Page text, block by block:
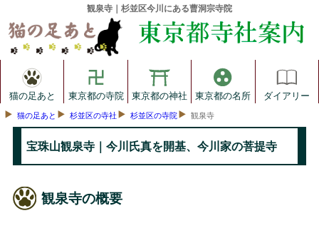
観泉寺｜杉並区今川にある曹洞宗寺院
猫の足あと 東京都の寺院 東京都の神社 東京都の名所 ダイアリー
猫の足あと 杉並区の寺社 杉並区の寺院 観泉寺
宝珠山観泉寺｜今川氏真を開基、今川家の菩提寺
観泉寺の概要